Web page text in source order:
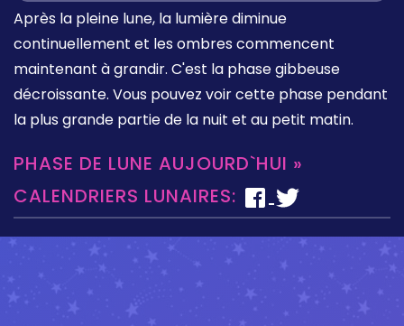
Après la pleine lune, la lumière diminue
continuellement et les ombres commencent
maintenant à grandir. C'est la phase gibbeuse
décroissante. Vous pouvez voir cette phase pendant
la plus grande partie de la nuit et au petit matin.
PHASE DE LUNE AUJOURD`HUI »
CALENDRIERS LUNAIRES: